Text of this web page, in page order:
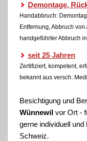
Demontage,
Handabbruch:
Entfernung, Abbruch
handgeführter Abbruch
seit 25 Jahren
Zertifiziert, kompetent,
bekannt aus versch.
Besichtigung und
Wünnewil vor Ort -
gerne individuell
Schweiz.